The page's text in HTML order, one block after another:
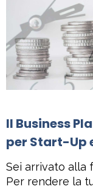
Il Business
per Start-Up
Sei arrivato alla
Per rendere la